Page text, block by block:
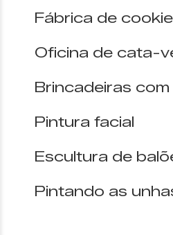
Fábrica de cookie
Oficina de cata-
Brincadeiras
Pintura facial
Escultura de
Pintando as